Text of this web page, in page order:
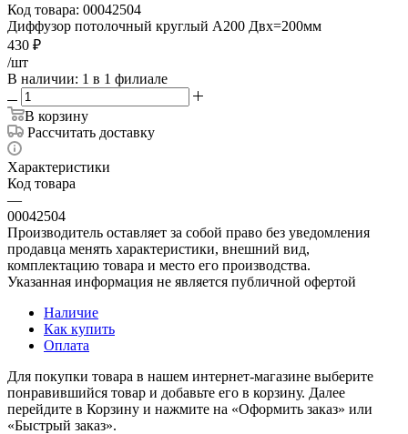
Код товара: 00042504
Диффузор потолочный круглый А200 Двх=200мм
430 ₽
/шт
В наличии: 1 в 1 филиале
В корзину
Рассчитать доставку
Характеристики
Код товара
—
00042504
Производитель оставляет за собой право без уведомления
продавца менять характеристики, внешний вид,
комплектацию товара и место его производства.
Указанная информация не является публичной офертой
Наличие
Как купить
Оплата
Для покупки товара в нашем интернет-магазине выберите
понравившийся товар и добавьте его в корзину. Далее
перейдите в Корзину и нажмите на «Оформить заказ» или
«Быстрый заказ».